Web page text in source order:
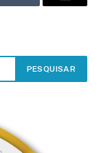
Tumblr Email